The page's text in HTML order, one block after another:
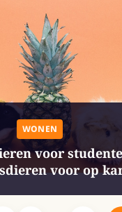
WONEN
voor
voor op